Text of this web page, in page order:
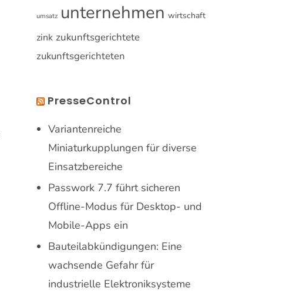
umsatz unternehmen wirtschaft
zink zukunftsgerichtete
zukunftsgerichteten
PresseControl
Variantenreiche
Miniaturkupplungen für diverse
Einsatzbereiche
Passwork 7.7 führt sicheren
Offline-Modus für Desktop- und
Mobile-Apps ein
Bauteilabkündigungen: Eine
wachsende Gefahr für
industrielle Elektroniksysteme